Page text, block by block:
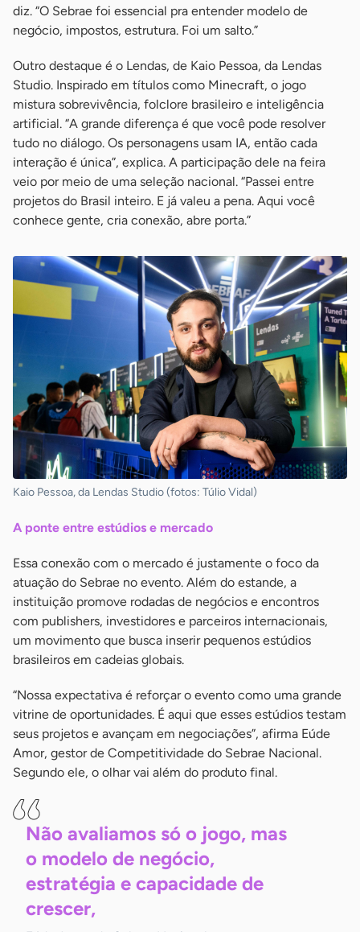
diz. “O Sebrae foi essencial pra entender modelo de
negócio, impostos, estrutura. Foi um salto.”
Outro destaque é o Lendas, de Kaio Pessoa, da Lendas
Studio. Inspirado em títulos como Minecraft, o jogo
mistura sobrevivência, folclore brasileiro e inteligência
artificial. “A grande diferença é que você pode resolver
tudo no diálogo. Os personagens usam IA, então cada
interação é única”, explica. A participação dele na feira
veio por meio de uma seleção nacional. “Passei entre
projetos do Brasil inteiro. E já valeu a pena. Aqui você
conhece gente, cria conexão, abre porta.”
Kaio Pessoa, da Lendas Studio (fotos: Túlio Vidal)
A ponte entre estúdios e mercado
Essa conexão com o mercado é justamente o foco da
atuação do Sebrae no evento. Além do estande, a
instituição promove rodadas de negócios e encontros
com publishers, investidores e parceiros internacionais,
um movimento que busca inserir pequenos estúdios
brasileiros em cadeias globais.
“Nossa expectativa é reforçar o evento como uma grande
vitrine de oportunidades. É aqui que esses estúdios testam
seus projetos e avançam em negociações”, afirma Eúde
Amor, gestor de Competitividade do Sebrae Nacional.
Segundo ele, o olhar vai além do produto final.
Não avaliamos só o jogo, mas
o modelo de negócio,
estratégia e capacidade de
crescer,